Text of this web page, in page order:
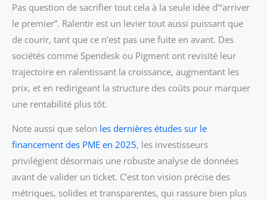
Pas question de sacrifier tout cela à la seule idée d’“arriver
le premier”. Ralentir est un levier tout aussi puissant que
de courir, tant que ce n’est pas une fuite en avant. Des
sociétés comme Spendesk ou Pigment ont revisité leur
trajectoire en ralentissant la croissance, augmentant les
prix, et en redirigeant la structure des coûts pour marquer
une rentabilité plus tôt.
Note aussi que selon les dernières études sur le
financement des PME en 2025, les investisseurs
privilégient désormais une robuste analyse de données
avant de valider un ticket. C’est ton vision précise des
métriques, solides et transparentes, qui rassure bien plus